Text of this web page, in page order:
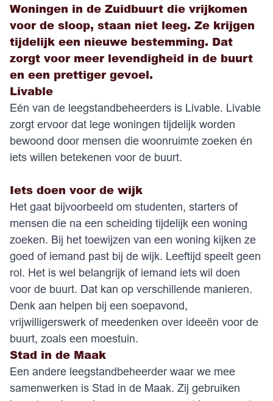
Woningen in de Zuidbuurt die vrijkomen
voor de sloop, staan niet leeg. Ze krijgen
tijdelijk een nieuwe bestemming. Dat
zorgt voor meer levendigheid in de buurt
en een prettiger gevoel.
Livable
Eén van de leegstandbeheerders is Livable. Livable
zorgt ervoor dat lege woningen tijdelijk worden
bewoond door mensen die woonruimte zoeken én
iets willen betekenen voor de buurt.
Iets doen voor de wijk
Het gaat bijvoorbeeld om studenten, starters of
mensen die na een scheiding tijdelijk een woning
zoeken. Bij het toewijzen van een woning kijken ze
goed of iemand past bij de wijk. Leeftijd speelt geen
rol. Het is wel belangrijk of iemand iets wil doen
voor de buurt. Dat kan op verschillende manieren.
Denk aan helpen bij een soepavond,
vrijwilligerswerk of meedenken over ideeën voor de
buurt, zoals een moestuin.
Stad in de Maak
Een andere leegstandbeheerder waar we mee
samenwerken is Stad in de Maak. Zij gebruiken